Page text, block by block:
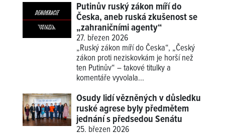
Putinův ruský zákon míří do
Česka, aneb ruská zkušenost se
„zahraničními agenty“
27. březen 2026
„Ruský zákon míří do Česka“, „Český
zákon proti neziskovkám je horší než
ten Putinův“ – takové titulky a
komentáře vyvolala...
Osudy lidí vězněných v důsledku
ruské agrese byly předmětem
jednání s předsedou Senátu
25. březen 2026